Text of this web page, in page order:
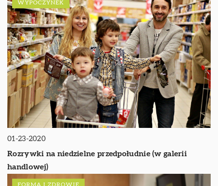
WYPOCZYNEK
01-23-2020
Rozrywki na niedzielne przedpołudnie (w galerii
handlowej)
FORMA I ZDROWIE